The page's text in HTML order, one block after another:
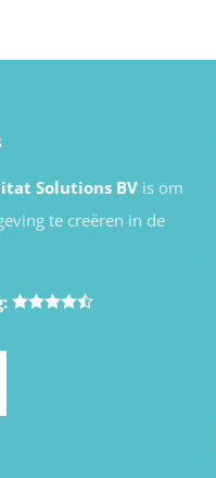
Solutions BVis om
te creëren in de